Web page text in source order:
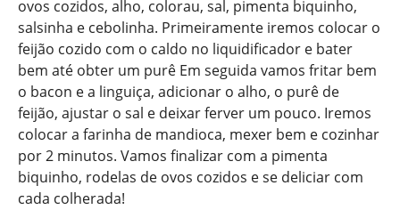
ovos cozidos, alho, colorau, sal, pimenta biquinho,
salsinha e cebolinha. Primeiramente iremos colocar o
feijão cozido com o caldo no liquidificador e bater
bem até obter um purê Em seguida vamos fritar bem
o bacon e a linguiça, adicionar o alho, o purê de
feijão, ajustar o sal e deixar ferver um pouco. Iremos
colocar a farinha de mandioca, mexer bem e cozinhar
por 2 minutos. Vamos finalizar com a pimenta
biquinho, rodelas de ovos cozidos e se deliciar com
cada colherada!